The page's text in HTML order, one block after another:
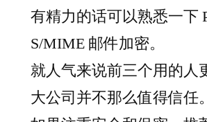
有精力的话可以熟悉一下
S/MIME 邮件加密。
就人气来说前三个用的人
大公司并不那么值得信任。